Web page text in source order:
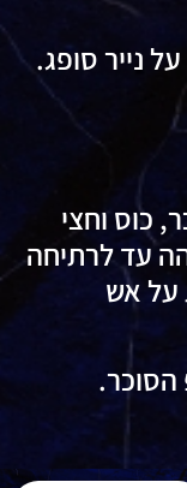
נייר סופג.
כוס וחצי
עד לרתיחה
על אש
הסוכר.